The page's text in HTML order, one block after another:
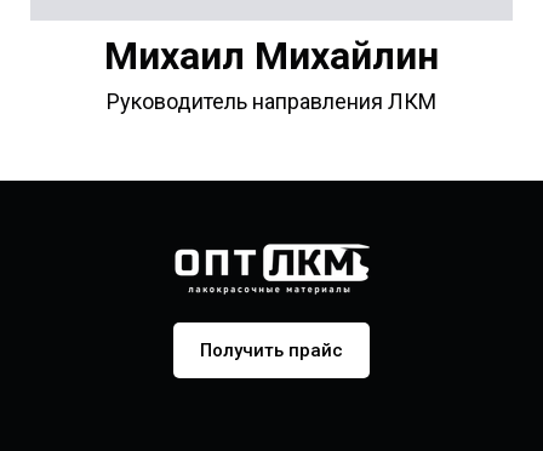
Михаил Михайлин
Руководитель направления ЛКМ
Получить прайс